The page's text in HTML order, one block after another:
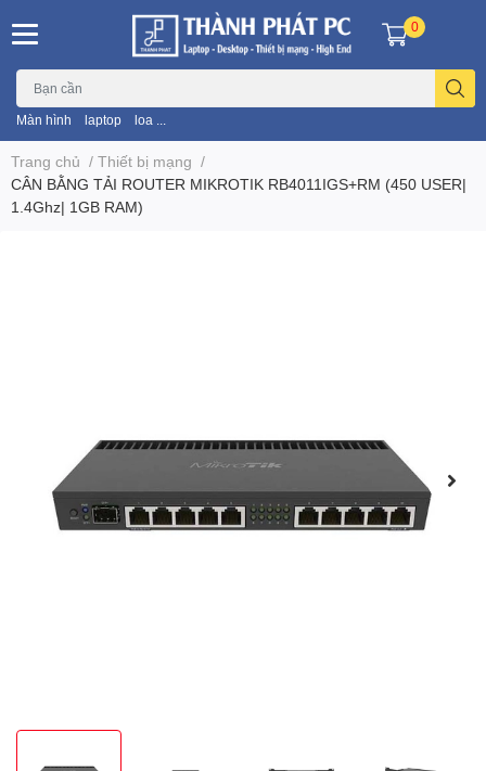
Màn hình laptop loa ...
0
Trang chủ / Thiết bị mạng /
CÂN BẰNG TẢI ROUTER MIKROTIK RB4011IGS+RM (450 USER|
1.4Ghz| 1GB RAM)